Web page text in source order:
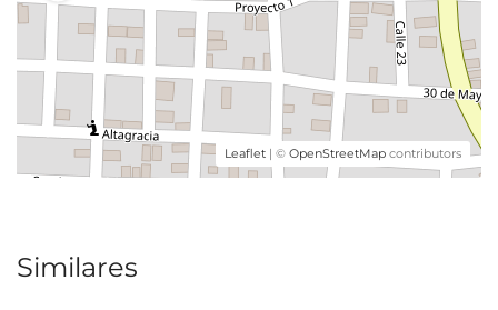
Leaflet | © OpenStreetMap contributors
Similares